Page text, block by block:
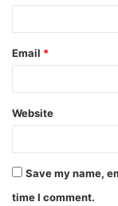
Email *
Website
Save my name,
time I comment.